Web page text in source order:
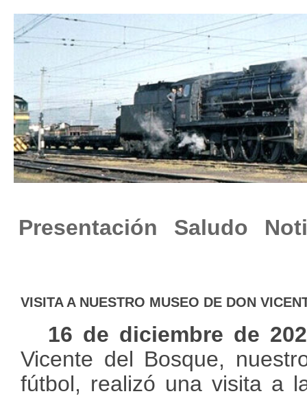
Presentación Saludo
VISITA A NUESTRO MUSEO DE DON
16 de diciembre de
Vicente del Bosque,
fútbol, realizó una visita a